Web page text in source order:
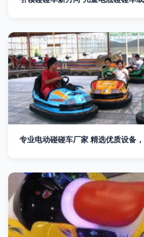
专业电动碰碰车厂家 精选优质设备